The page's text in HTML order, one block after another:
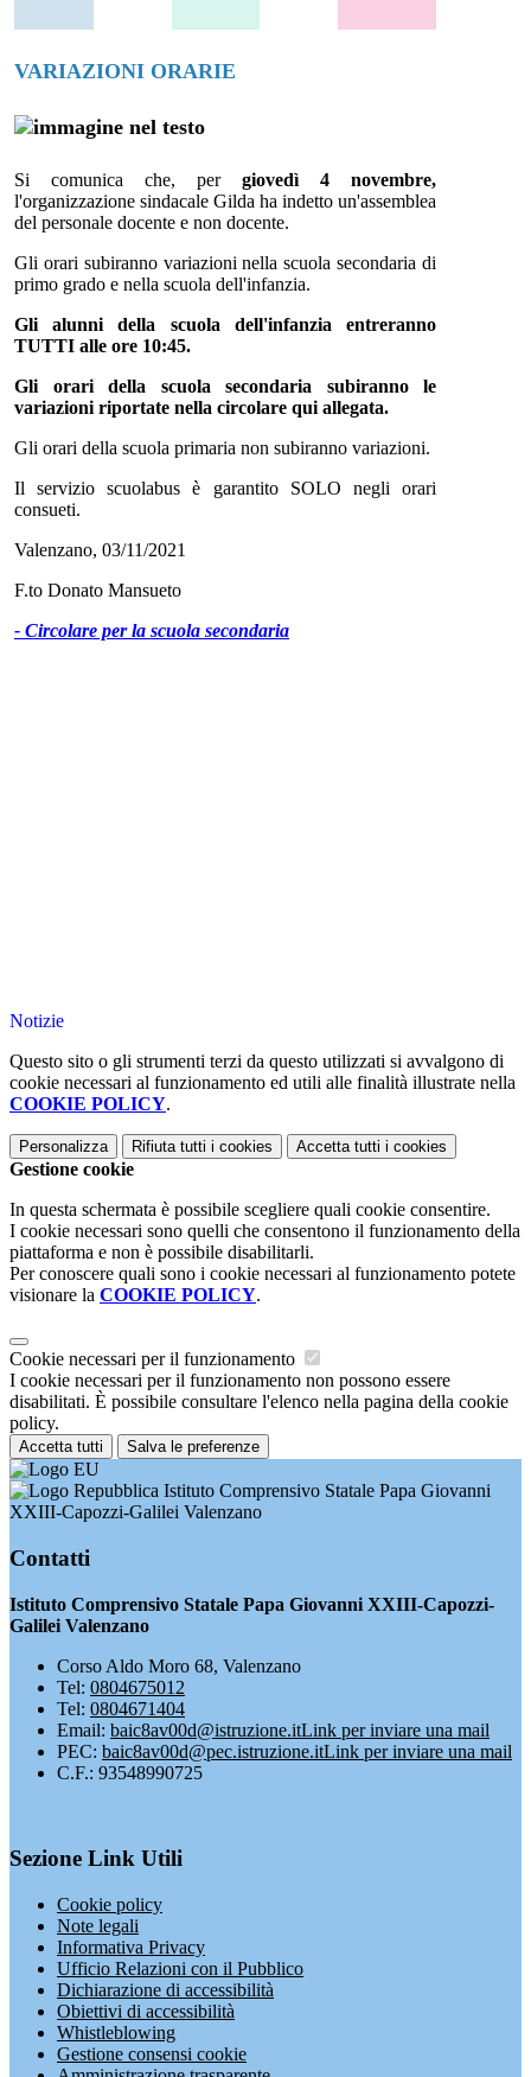
VARIAZIONI ORARIE
Si comunica che, per giovedì 4 novembre,
l'organizzazione sindacale Gilda ha indetto un'assemblea
del personale docente e non docente.
Gli orari subiranno variazioni nella scuola secondaria di
primo grado e nella scuola dell'infanzia.
Gli alunni della scuola dell'infanzia entreranno
TUTTI alle ore 10:45.
Gli orari della scuola secondaria subiranno le
variazioni riportate nella circolare qui allegata.
Gli orari della scuola primaria non subiranno variazioni.
Il servizio scuolabus è garantito SOLO negli orari
consueti.
Valenzano, 03/11/2021
F.to Donato Mansueto
- Circolare per la scuola secondaria
Notizie
Questo sito o gli strumenti terzi da questo utilizzati si avvalgono di
cookie necessari al funzionamento ed utili alle finalità illustrate nella
COOKIE POLICY.
Personalizza Rifiuta tutti i cookies Accetta tutti i cookies
Gestione cookie
In questa schermata è possibile scegliere quali cookie consentire.
I cookie necessari sono quelli che consentono il funzionamento della
piattaforma e non è possibile disabilitarli.
Per conoscere quali sono i cookie necessari al funzionamento potete
visionare la COOKIE POLICY.
Cookie necessari per il funzionamento
I cookie necessari per il funzionamento non possono essere
disabilitati. È possibile consultare l'elenco nella pagina della cookie
policy.
Accetta tutti Salva le preferenze
Istituto Comprensivo Statale Papa Giovanni
XXIII-Capozzi-Galilei Valenzano
Contatti
Istituto Comprensivo Statale Papa Giovanni XXIII-Capozzi-
Galilei Valenzano
Corso Aldo Moro 68, Valenzano
Tel: 0804675012
Tel: 0804671404
Email: baic8av00d@istruzione.itLink per inviare una mail
PEC: baic8av00d@pec.istruzione.itLink per inviare una mail
C.F.: 93548990725
Sezione Link Utili
Cookie policy
Note legali
Informativa Privacy
Ufficio Relazioni con il Pubblico
Dichiarazione di accessibilità
Obiettivi di accessibilità
Whistleblowing
Gestione consensi cookie